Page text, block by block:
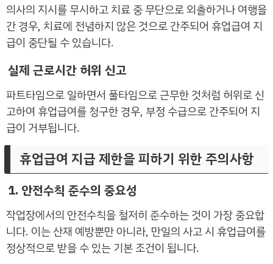
의사의 지시를 무시하고 치료 중 무단으로 외출하거나 여행을
간 경우, 치료에 전념하지 않은 것으로 간주되어 휴업급여 지
급이 중단될 수 있습니다.
실제 근로시간 허위 신고
파트타임으로 일하면서 풀타임으로 근무한 것처럼 허위로 신
고하여 휴업급여를 청구한 경우, 부정 수급으로 간주되어 지
급이 거부됩니다.
휴업급여 지급 제한을 피하기 위한 주의사항
1. 안전수칙 준수의 중요성
작업장에서의 안전수칙을 철저히 준수하는 것이 가장 중요합
니다. 이는 산재 예방뿐만 아니라, 만일의 사고 시 휴업급여를
정상적으로 받을 수 있는 기본 조건이 됩니다.